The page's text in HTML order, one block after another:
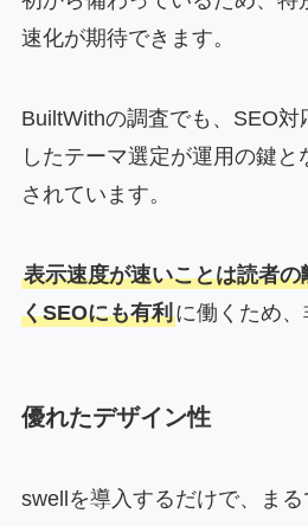
速化が期待できます。
BuiltWithの調査でも、SEO対
したテーマ選定が運用の鍵
されています。
表示速度が速いことは読者
くSEOにも有利に働くため、
優れたデザイン性
swellを導入するだけで、ま